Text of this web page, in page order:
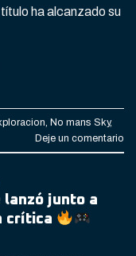
ha alcanzado su
No mans Sky,
Deje un comentario
lanzó junto a
crítica